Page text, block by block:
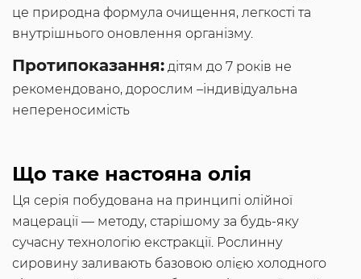
це природна формула очищення, легкості та
внутрішнього оновлення організму.
Протипоказання: дітям до 7 років не
рекомендовано, дорослим –індивідуальна
непереносимість
Що таке настояна олія
Ця серія побудована на принципі олійної
мацерації — методу, старішому за будь-яку
сучасну технологію екстракції. Рослинну
сировину заливають базовою олією холодного